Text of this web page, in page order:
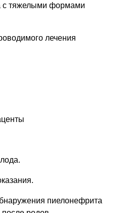
с тяжелыми формами
лечения
пиелонефрита